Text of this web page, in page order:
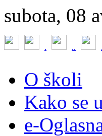
subota, 08
. .. .
O školi
Kako se
e-